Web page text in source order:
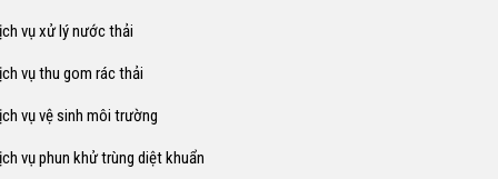
vụ xử lý nước thải
vụ thu gom rác thải
vụ vệ sinh môi trường
vụ phun khử trùng diệt khuẩn